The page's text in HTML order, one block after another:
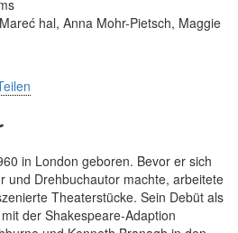
hal, Anna Mohr-Pietsch, Maggie
in London geboren. Bevor er sich
und Drehbuchautor machte, arbeitete
Theaterstücke. Sein Debüt als
der Shakespeare-Adaption